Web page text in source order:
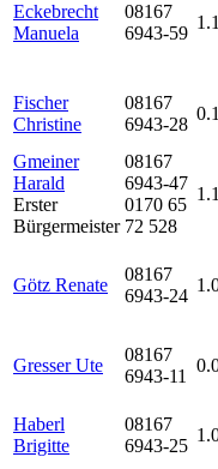
Eckebrecht
Manuela
08167
6943-59
Fischer
Christine
08167
6943-28
Gmeiner
Harald
Erster
Bürgermeister
08167
6943-47
0170 65
72 528
Götz Renate
08167
6943-24
Gresser Ute
08167
6943-11
Haberl
Brigitte
08167
6943-25